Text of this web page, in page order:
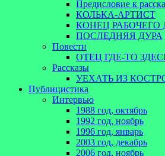
Предисловие к
КОЛЬКА-АРТИСТ
КОНЕЦ РАБОЧЕГО
ПОСЛЕДНЯЯ ДУРА
Повести
ОТЕЦ ГДЕ-ТО
Рассказы
УЕХАТЬ ИЗ
Публицистика
Интервью
1988 год, октябрь
1992 год, ноябрь
1996 год, январь
2003 год, декабрь
2006 год, ноябрь